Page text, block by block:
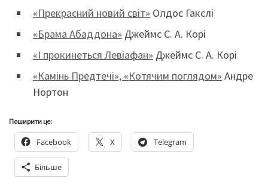
«Прекрасний новий світ» Олдос Гакслі
«Брама Абаддона» Джеймс С. А. Корі
«І прокинеться Левіафан» Джеймс С. А. Корі
«Камінь Предтечі», «Котячим поглядом» Андре
Нортон
Поширити це:
Facebook X Telegram
Більше